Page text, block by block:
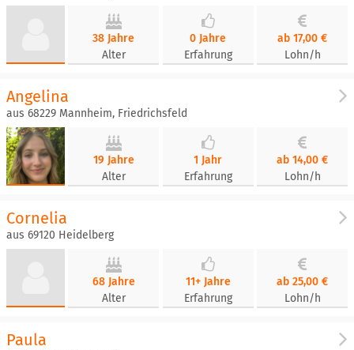
38 Jahre
Alter
0 Jahre
Erfahrung
ab 17,00 €
Lohn/h
Angelina
aus 68229 Mannheim, Friedrichsfeld
19 Jahre
Alter
1 Jahr
Erfahrung
ab 14,00 €
Lohn/h
Cornelia
aus 69120 Heidelberg
68 Jahre
Alter
11+ Jahre
Erfahrung
ab 25,00 €
Lohn/h
Paula